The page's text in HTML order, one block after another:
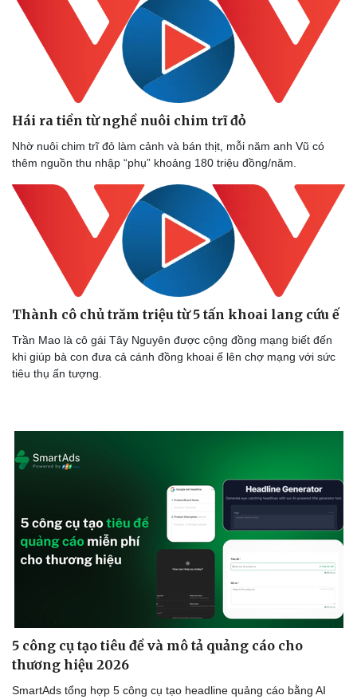
Văn học
Âm nhạc
Di sản
Thời trang
Sao Việt
Hái ra tiền từ nghề nuôi chim trĩ đỏ
Nhờ nuôi chim trĩ đỏ làm cảnh và bán thịt, mỗi năm anh Vũ có
thêm nguồn thu nhập “phụ” khoảng 180 triệu đồng/năm.
Thành cô chủ trăm triệu từ 5 tấn khoai lang cứu ế
Trần Mao là cô gái Tây Nguyên được cộng đồng mạng biết đến
khi giúp bà con đưa cả cánh đồng khoai ế lên chợ mạng với sức
tiêu thụ ấn tượng.
5 công cụ tạo tiêu đề và mô tả quảng cáo cho
thương hiệu 2026
SmartAds tổng hợp 5 công cụ tạo headline quảng cáo bằng AI